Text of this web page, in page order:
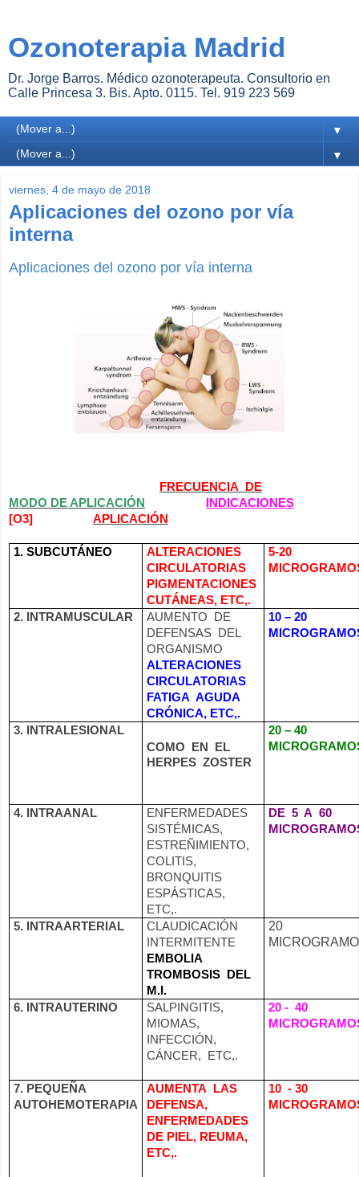
Ozonoterapia Madrid
Dr. Jorge Barros. Médico ozonoterapeuta. Consultorio en
Calle Princesa 3. Bis. Apto. 0115. Tel. 919 223 569
▼
▼
viernes, 4 de mayo de 2018
Aplicaciones del ozono por vía
interna
Aplicaciones del ozono por vía interna
FRECUENCIA
DE
MODO DE APLICACIÓN
INDICACIONES
[O3]
APLICACIÓN
1. SUBCUTÁNEO
ALTERACIONES
CIRCULATORIAS
PIGMENTACIONES
CUTÁNEAS, ETC,.
5-20
2. INTRAMUSCULAR AUMENTO
DE
DEFENSAS
DEL
ORGANISMO
ALTERACIONES
CIRCULATORIAS
FATIGA AGUDA
CRÓNICA, ETC,.
10 – 20
3. INTRALESIONAL
COMO
EN
EL
HERPES ZOSTER
20 – 40
4. INTRAANAL
ENFERMEDADES
SISTÉMICAS,
ESTREÑIMIENTO,
COLITIS,
BRONQUITIS
ESPÁSTICAS,
ETC,.
DE 5 A 60
5. INTRAARTERIAL
CLAUDICACIÓN
INTERMITENTE
EMBOLIA
TROMBOSIS
DEL
M.I.
20
6. INTRAUTERINO
SALPINGITIS,
MIOMAS,
INFECCIÓN,
CÁNCER,
ETC,.
20 - 40
7. PEQUEÑA
AUTOHEMOTERAPIA
AUMENTA
LAS
DEFENSA,
ENFERMEDADES
DE PIEL, REUMA,
ETC,.
10 - 30